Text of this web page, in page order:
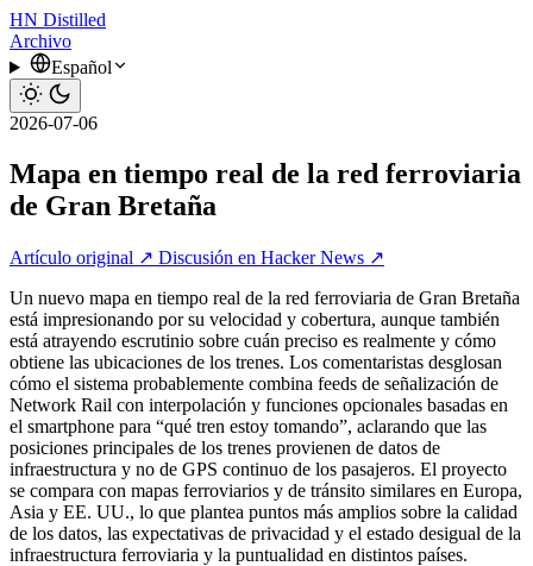
HN Distilled
Archivo
Español
2026-07-06
Mapa en tiempo real de la red ferroviaria
de Gran Bretaña
Artículo original ↗ Discusión en Hacker News ↗
Un nuevo mapa en tiempo real de la red ferroviaria de Gran Bretaña
está impresionando por su velocidad y cobertura, aunque también
está atrayendo escrutinio sobre cuán preciso es realmente y cómo
obtiene las ubicaciones de los trenes. Los comentaristas desglosan
cómo el sistema probablemente combina feeds de señalización de
Network Rail con interpolación y funciones opcionales basadas en
el smartphone para “qué tren estoy tomando”, aclarando que las
posiciones principales de los trenes provienen de datos de
infraestructura y no de GPS continuo de los pasajeros. El proyecto
se compara con mapas ferroviarios y de tránsito similares en Europa,
Asia y EE. UU., lo que plantea puntos más amplios sobre la calidad
de los datos, las expectativas de privacidad y el estado desigual de la
infraestructura ferroviaria y la puntualidad en distintos países.